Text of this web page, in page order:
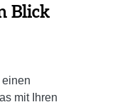
Blick
mit Ihren